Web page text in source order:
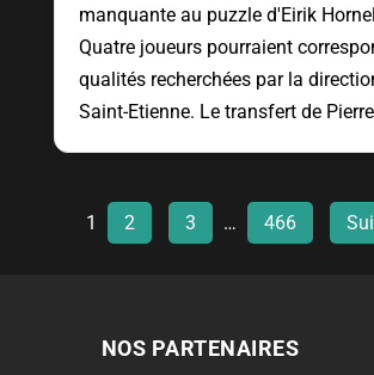
manquante au puzzle d'Eirik
Quatre joueurs pourraient
qualités recherchées par la
Saint-Etienne. Le transfert de
1 2 3 … 466
NOS PARTENAIRES